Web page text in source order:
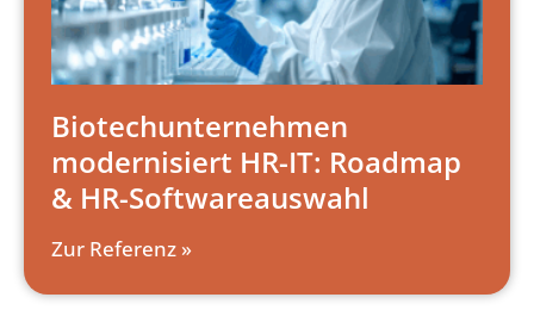
Biotechunternehmen
modernisiert HR-IT: Roadmap
& HR-Softwareauswahl
Zur Referenz »